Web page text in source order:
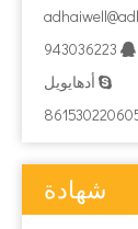

 أدهايويل
شهادة